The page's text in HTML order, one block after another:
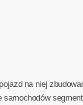
na niej
samochodów